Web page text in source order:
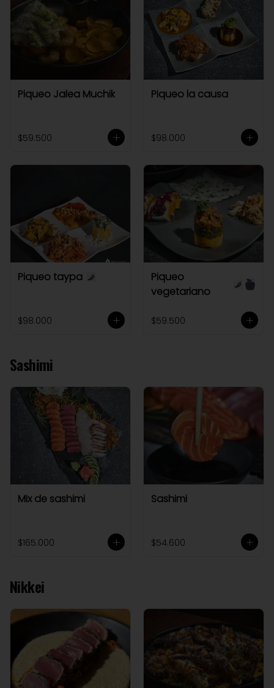
Piqueo Jalea Muchik
$59.500
Piqueo la causa
$98.000
Piqueo taypa
$98.000
Piqueo
vegetariano
$59.500
Sashimi
Mix de sashimi
$165.000
Sashimi
$54.600
Nikkei